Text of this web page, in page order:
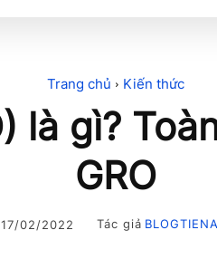
Trang chủ Kiến thức
là gì?
GRO
17/02/2022 Tác giả